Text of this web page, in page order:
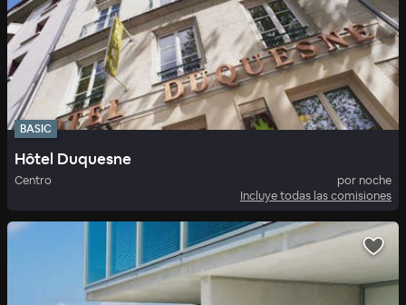
BASIC
Hôtel Duquesne
Centro
por noche
Incluye todas las comisiones